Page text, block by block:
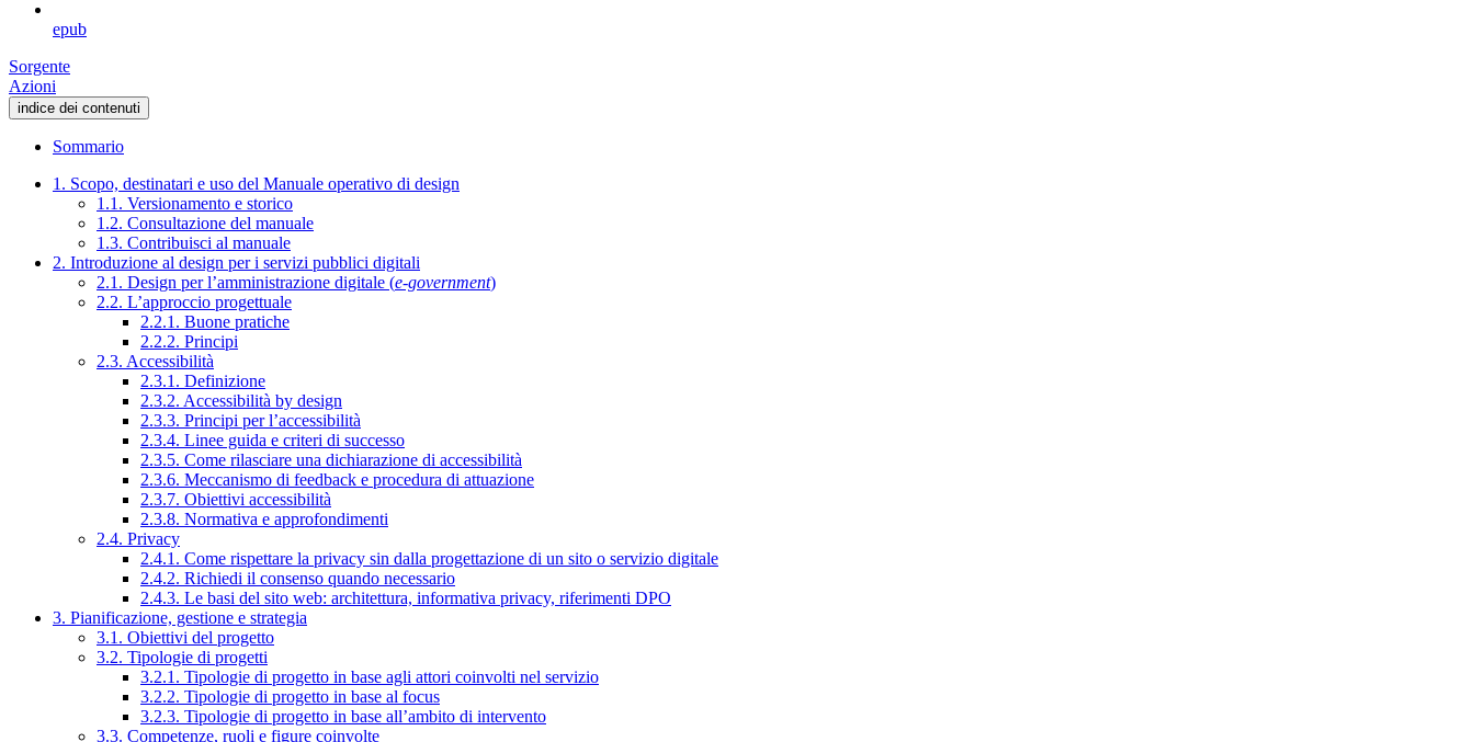
epub
Sorgente
Azioni
indice dei contenuti
Sommario
1. Scopo, destinatari e uso del Manuale operativo di design
1.1. Versionamento e storico
1.2. Consultazione del manuale
1.3. Contribuisci al manuale
2. Introduzione al design per i servizi pubblici digitali
2.1. Design per l’amministrazione digitale (e-government)
2.2. L’approccio progettuale
2.2.1. Buone pratiche
2.2.2. Principi
2.3. Accessibilità
2.3.1. Definizione
2.3.2. Accessibilità by design
2.3.3. Principi per l’accessibilità
2.3.4. Linee guida e criteri di successo
2.3.5. Come rilasciare una dichiarazione di accessibilità
2.3.6. Meccanismo di feedback e procedura di attuazione
2.3.7. Obiettivi accessibilità
2.3.8. Normativa e approfondimenti
2.4. Privacy
2.4.1. Come rispettare la privacy sin dalla progettazione di un sito o servizio digitale
2.4.2. Richiedi il consenso quando necessario
2.4.3. Le basi del sito web: architettura, informativa privacy, riferimenti DPO
3. Pianificazione, gestione e strategia
3.1. Obiettivi del progetto
3.2. Tipologie di progetti
3.2.1. Tipologie di progetto in base agli attori coinvolti nel servizio
3.2.2. Tipologie di progetto in base al focus
3.2.3. Tipologie di progetto in base all’ambito di intervento
3.3. Competenze, ruoli e figure coinvolte